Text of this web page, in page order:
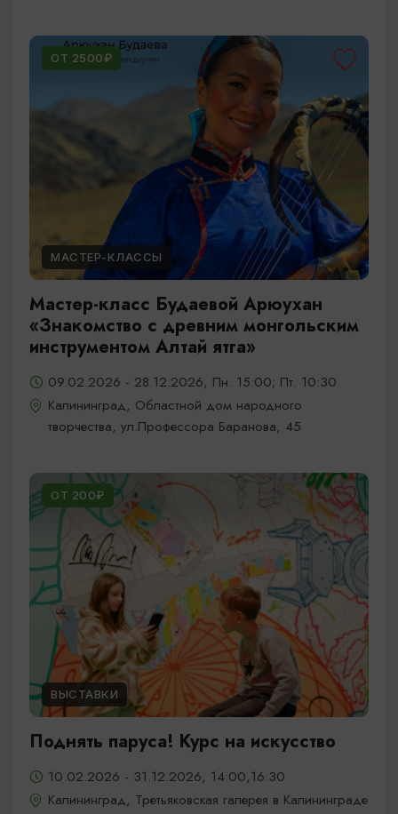
ОТ 2500₽
МАСТЕР-КЛАССЫ
Мастер-класс Будаевой Арюухан
«Знакомство с древним монгольским
инструментом Алтай ятга»
09.02.2026 - 28.12.2026, Пн. 15:00; Пт. 10:30
Калининград, Областной дом народного
творчества, ул.Профессора Баранова, 45
ОТ 200₽
ВЫСТАВКИ
Поднять паруса! Курс на искусство
10.02.2026 - 31.12.2026, 14:00,16:30
Калининград, Третьяковская галерея в Калининграде